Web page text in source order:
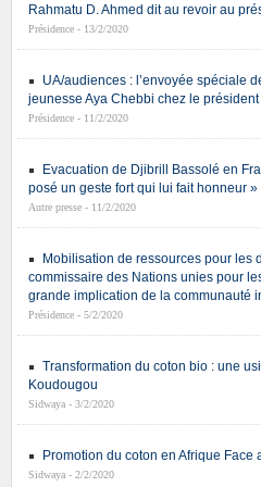
Rahmatu D. Ahmed dit au revoir au
Présidence - 13/2/2020
UA/audiences : l’envoyée spéciale
jeunesse Aya Chebbi chez le président
Présidence - 11/2/2020
Evacuation de Djibrill Bassolé en
posé un geste fort qui lui fait honneur »
Autre presse - 11/2/2020
Mobilisation de ressources pour les
commissaire des Nations unies pour
grande implication de la communauté
Présidence - 5/2/2020
Transformation du coton bio : une
Koudougou
Sidwaya - 3/2/2020
Promotion du coton en Afrique Face
Sidwaya - 2/2/2020